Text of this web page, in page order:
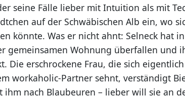
seine Fälle lieber mit Intuition als mit
auf der Schwäbischen Alb ein, wo
könnte. Was er nicht ahnt: Selneck hat
gemeinsamen Wohnung überfallen und
Die erschrockene Frau, die sich
workaholic-Partner sehnt, verständigt
nach Blaubeuren – lieber will sie an